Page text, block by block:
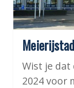
Wist je dat
2024 voor